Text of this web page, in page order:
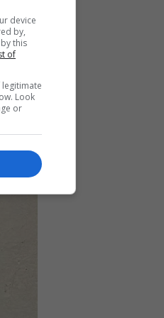
device
by,
this
of
Look
or